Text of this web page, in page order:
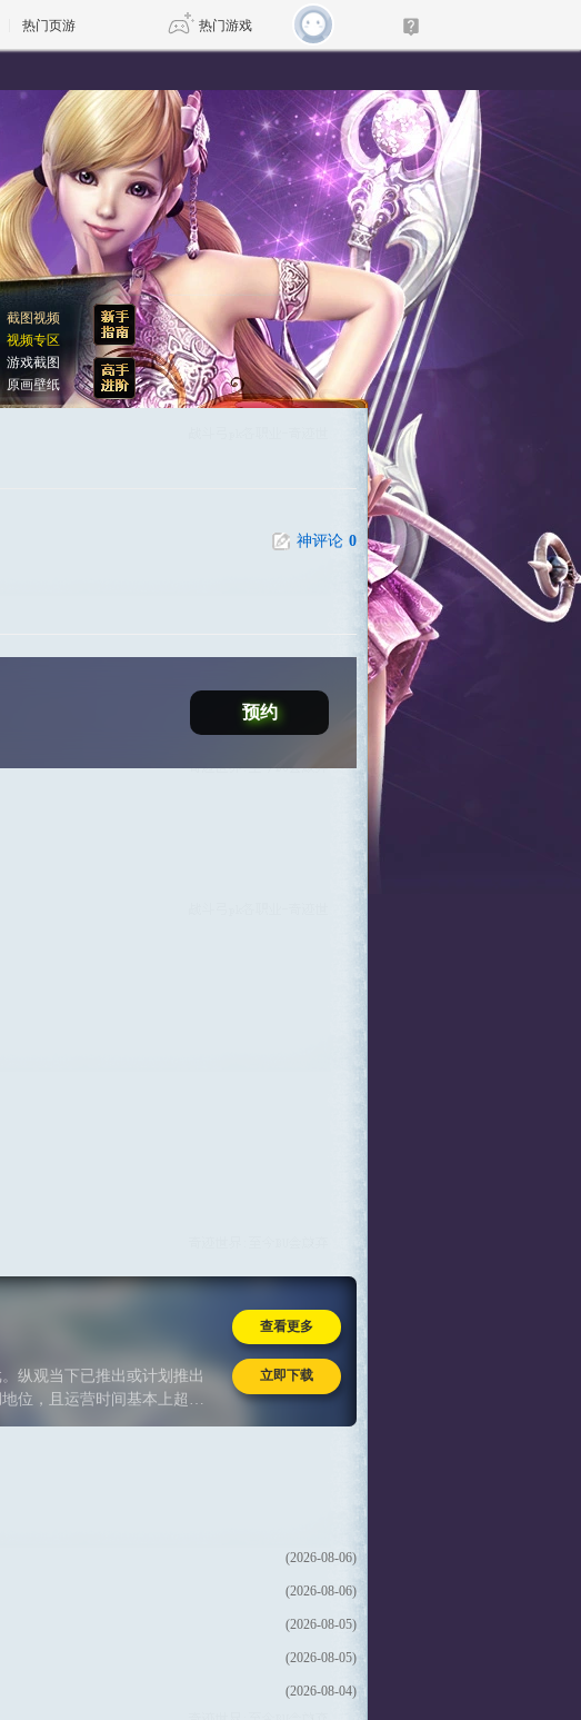
热门页游 热门游戏
魔兽 DNF 传奇4
天堂 剑网3旗舰版 新天龙八部
王权与自由 诛仙世界
截图视频
视频专区
游戏截图
原画壁纸
神评论 0
预约
纵观当下已推出或计划推出
位，且运营时间基本上超过
够的玩家基数与情怀沉淀的
查看更多
立即下载
(2026-08-06)
(2026-08-06)
(2026-08-05)
(2026-08-05)
(2026-08-04)